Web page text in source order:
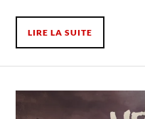
LIRE LA SUITE